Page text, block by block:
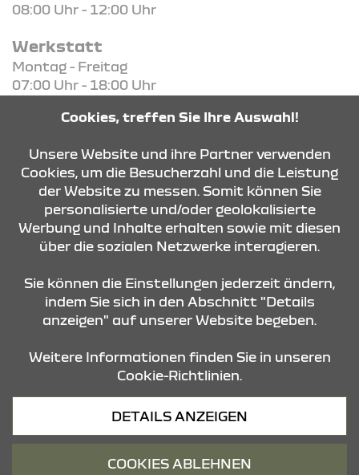
08:00 Uhr - 12:00 Uhr
Werkstatt
Montag - Freitag
07:00 Uhr - 18:00 Uhr
ÖFFNUNGSZEITEN
Datenschutz
Cookies, treffen Sie Ihre Auswahl!
Unsere Website und ihre Partner verwenden
Cookies, um die Besucherzahl und die Leistung
der Website zu messen. Somit können Sie
personalisierte und/oder geolokalisierte
Werbung und Inhalte erhalten sowie mit diesen
über die sozialen Netzwerke interagieren.
Sie können die Einstellungen jederzeit ändern,
indem Sie sich in den Abschnitt "Details
anzeigen" auf unserer Website begeben.
Weitere Informationen finden Sie in unseren
Cookie-Richtlinien.
DETAILS ANZEIGEN
COOKIES ABLEHNEN